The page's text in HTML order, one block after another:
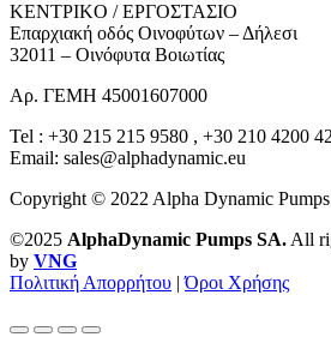
KENTΡIKO / ΕΡΓΟΣΤΑΣΙΟ
Επαρχιακή οδός Οινοφύτων – Δήλεσι
32011 – Οινόφυτα Βοιωτίας
Αρ. ΓΕΜΗ 45001607000
Tel : +30 215 215 9580 , +30 210 4200
Email: sales@alphadynamic.eu
Copyright © 2022 Alpha Dynamic
©2025 AlphaDynamic Pumps SA. All
by VNG
Πολιτική Απορρήτου |Όροι Χρήσης
Go